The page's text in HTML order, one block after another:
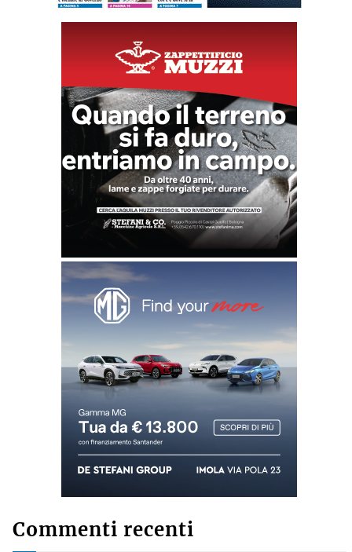
Commenti recenti